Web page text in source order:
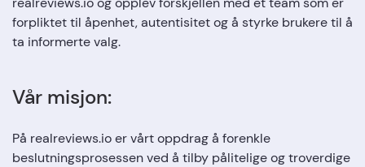
forpliktet til åpenhet, autentisitet og å styrke brukere til å
ta informerte valg.
Vår misjon:
På realreviews.io er vårt oppdrag å forenkle
beslutningsprosessen ved å tilby pålitelige og troverdige